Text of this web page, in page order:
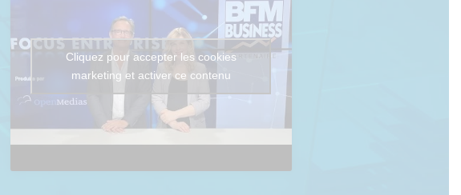
Cliquez pour accepter les cookies
marketing et activer ce contenu